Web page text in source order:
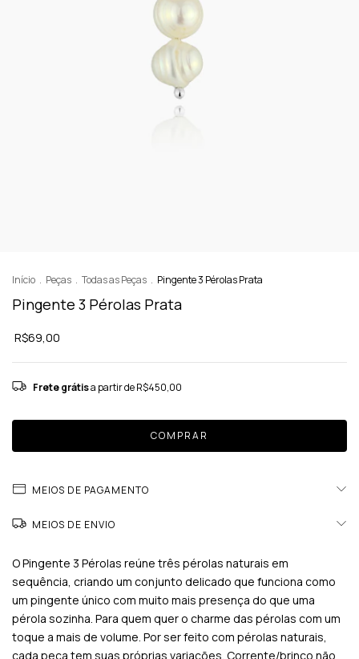
Início . Peças . Todas as Peças . Pingente 3 Pérolas Prata
Pingente 3 Pérolas Prata
R$69,00
Frete grátisa partir deR$450,00
MEIOS DE PAGAMENTO
MEIOS DE ENVIO
O Pingente 3 Pérolas reúne três pérolas naturais em
sequência, criando um conjunto delicado que funciona como
um pingente único com muito mais presença do que uma
pérola sozinha. Para quem quer o charme das pérolas com um
toque a mais de volume. Por ser feito com pérolas naturais,
cada peça tem suas próprias variações. Corrente/brinco não